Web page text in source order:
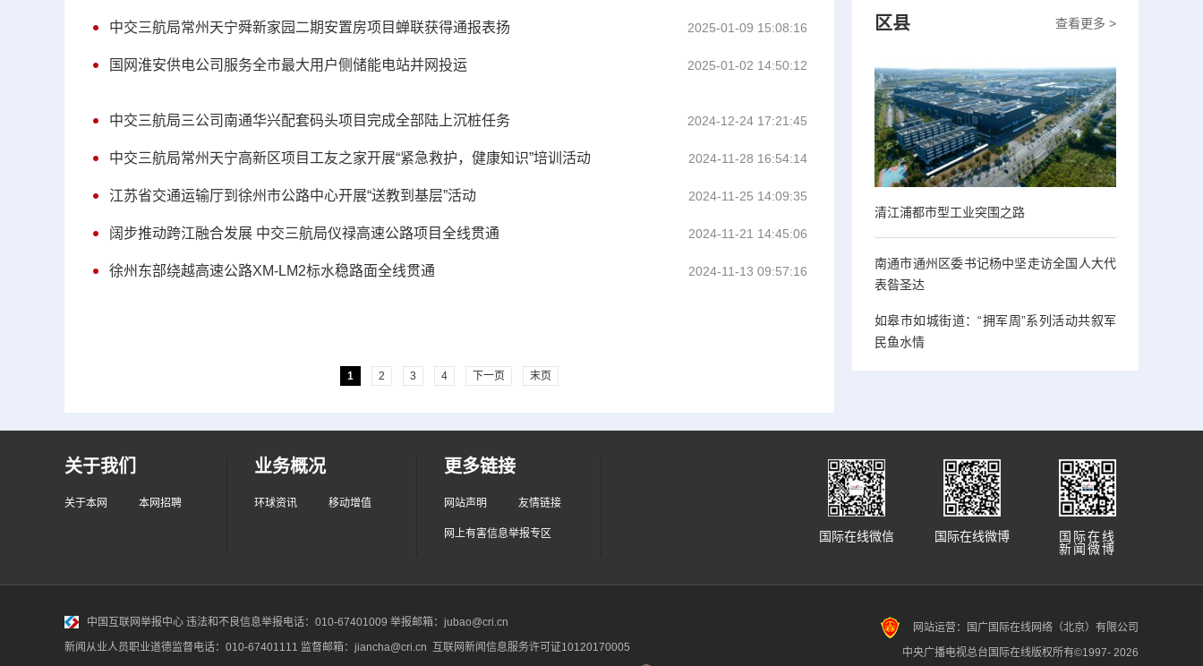
中交三航局常州天宁舜新家园二期安置房项目蝉联获得通报表扬 2025-01-09 15:08:16
国网淮安供电公司服务全市最大用户侧储能电站并网投运 2025-01-02 14:50:12
中交三航局三公司南通华兴配套码头项目完成全部陆上沉桩任务 2024-12-24 17:21:45
中交三航局常州天宁高新区项目工友之家开展“紧急救护，健康知识”培训活动 2024-11-28 16:54:14
江苏省交通运输厅到徐州市公路中心开展“送教到基层”活动 2024-11-25 14:09:35
阔步推动跨江融合发展 中交三航局仪禄高速公路项目全线贯通 2024-11-21 14:45:06
徐州东部绕越高速公路XM-LM2标水稳路面全线贯通 2024-11-13 09:57:16
1 2 3 4 下一页 末页
查看更多 >
区县
清江浦都市型工业突围之路
南通市通州区委书记杨中坚走访全国人大代
表昝圣达
如皋市如城街道：“拥军周”系列活动共叙军
民鱼水情
关于我们
关于本网 本网招聘
业务概况
环球资讯 移动增值
更多链接
网站声明 友情链接
网上有害信息举报专区
国际在线
新闻微博
国际在线微博
国际在线微信
中国互联网举报中心 违法和不良信息举报电话：010-67401009 举报邮箱：jubao@cri.cn
新闻从业人员职业道德监督电话：010-67401111 监督邮箱：jiancha@cri.cn 互联网新闻信息服务许可证10120170005
网站运营：国广国际在线网络（北京）有限公司
中央广播电视总台国际在线版权所有©1997- 2026